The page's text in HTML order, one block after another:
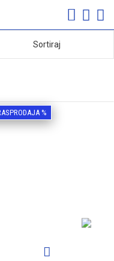
Sortiraj
%